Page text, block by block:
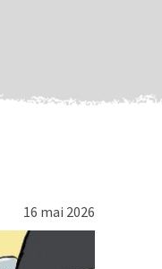
16 mai 2026